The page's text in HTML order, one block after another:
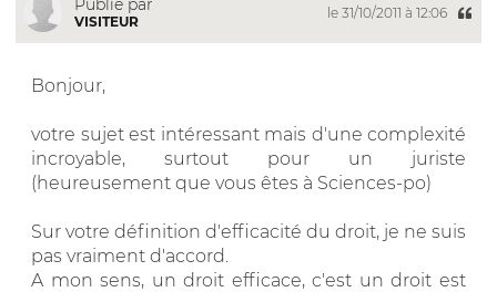
VISITEUR
le 31/10/2011 à 12:06
Bonjour,
votre sujet est intéressant mais d'une complexité
incroyable, surtout pour un juriste
(heureusement que vous êtes à Sciences-po)
Sur votre définition d'efficacité du droit, je ne suis
pas vraiment d'accord.
A mon sens, un droit efficace, c'est un droit est